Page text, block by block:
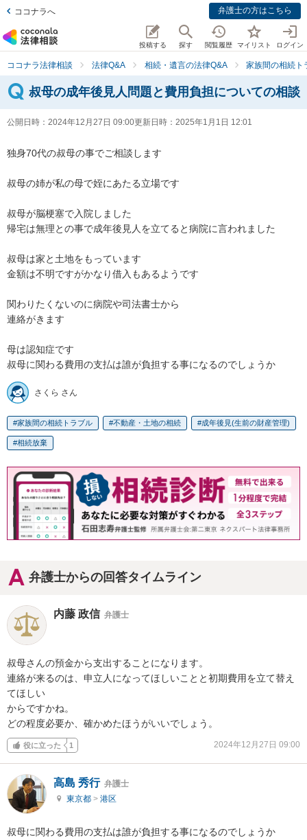
ココナラへ 弁護士の方はこちら
投稿する 探す 閲覧履歴 マイリスト ログイン
ココナラ法律相談 法律Q&A 相続・遺言の法律Q&A 家族間の相続ト
叔母の成年後見人問題と費用負担についての相談
公開日時： 2024年12月27日 09:00更新日時： 2025年1月1日 12:01
独身70代の叔母の事でご相談します
叔母の姉が私の母で姪にあたる立場です
叔母が脳梗塞で入院しました
帰宅は無理との事で成年後見人を立てると病院に言われました
叔母は家と土地をもっています
金額は不明ですがかなり借入もあるようです
関わりたくないのに病院や司法書士から
連絡がきます
母は認知症です
叔母に関わる費用の支払は誰が負担する事になるのでしょうか
さくら さん
家族間の相続トラブル 不動産・土地の相続 成年後見(生前の財産管理)
相続放棄
弁護士からの回答タイムライン
内藤 政信 弁護士
叔母さんの預金から支出することになります。
連絡が来るのは、申立人になってほしいことと初期費用を立て替え
てほしい
からですかね。
どの程度必要か、確かめたほうがいいでしょう。
役に立った 1 2024年12月27日 09:00
高島 秀行 弁護士
東京都 > 港区
叔母に関わる費用の支払は誰が負担する事になるのでしょうか